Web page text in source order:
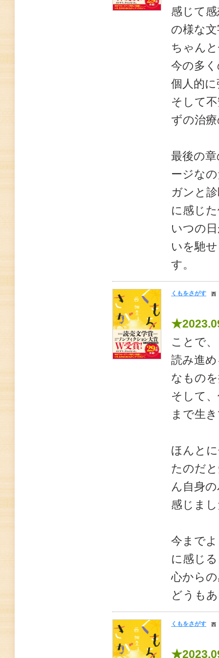
感じて
の様な
ちゃん
今の多
個人的
そして
ずの治
最後の
ージな
ガンと
に感じ
いつの
いを馳
す。
くもをさがす 西
ことで
読み進
なもの
そして
まで生
ほんと
たのだ
ん自身
感じま
今まで
に感じ
心から
どうも
くもをさがす 西